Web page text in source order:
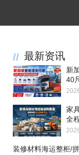
最新资讯
新
40
家
全
装修材料海运整柜/